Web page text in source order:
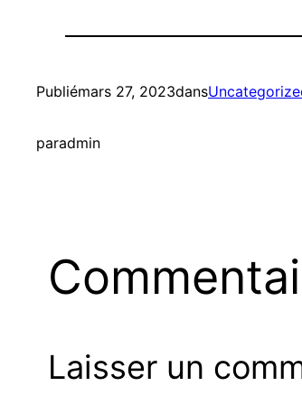
Publiémars 27, 2023dans
paradmin
Laisser un